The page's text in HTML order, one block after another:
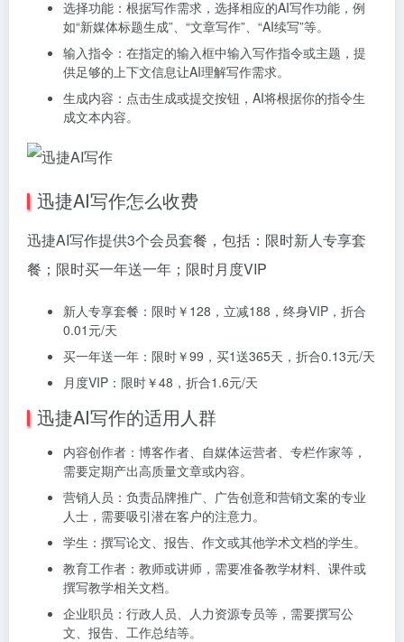
选择功能：根据写作需求，选择相应的AI写作功能，例
如“新媒体标题生成”、“文章写作”、“AI续写”等。
输入指令：在指定的输入框中输入写作指令或主题，提
供足够的上下文信息让AI理解写作需求。
生成内容：点击生成或提交按钮，AI将根据你的指令生
成文本内容。
迅捷AI写作怎么收费
迅捷AI写作提供3个会员套餐，包括：限时新人专享套
餐；限时买一年送一年；限时月度VIP
新人专享套餐：限时￥128，立减188，终身VIP，折合
0.01元/天
买一年送一年：限时￥99，买1送365天，折合0.13元/天
月度VIP：限时￥48，折合1.6元/天
迅捷AI写作的适用人群
内容创作者：博客作者、自媒体运营者、专栏作家等，
需要定期产出高质量文章或内容。
营销人员：负责品牌推广、广告创意和营销文案的专业
人士，需要吸引潜在客户的注意力。
学生：撰写论文、报告、作文或其他学术文档的学生。
教育工作者：教师或讲师，需要准备教学材料、课件或
撰写教学相关文档。
企业职员：行政人员、人力资源专员等，需要撰写公
文、报告、工作总结等。